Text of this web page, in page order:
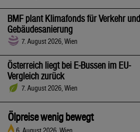
BMF plant Klimafonds für Verkehr und
Gebäudesanierung
7. August 2026, Wien
Österreich liegt bei E-Bussen im EU-
Vergleich zurück
7. August 2026, Wien
Ölpreise wenig bewegt